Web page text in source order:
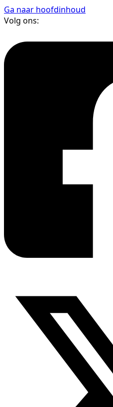
Ga naar hoofdinhoud
Volg ons: